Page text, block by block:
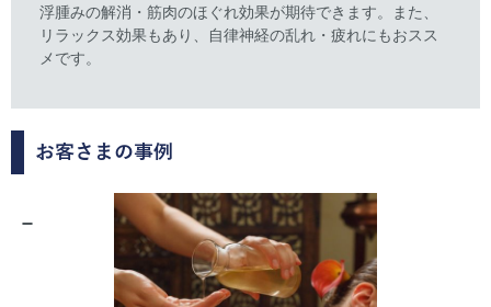
浮腫みの解消・筋肉のほぐれ効果が期待できます。また、
リラックス効果もあり、自律神経の乱れ・疲れにもおスス
メです。
お客さまの事例